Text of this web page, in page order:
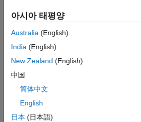
BeagleBone Black Serial Port
BeagleBone Black Pin Map
Detailed description of BeagleBone
문제 해결
Troubleshoot Serial Port on
아시아 태평양
Australia (English)
India (English)
New Zealand (English)
中国
简体中文
English
日本 (日本語)